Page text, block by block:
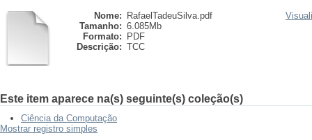
Nome:
RafaelTadeuSilva.pdf
Tamanho: 6.085Mb
Formato:
PDF
Descrição: TCC
Este item aparece na(s) seguinte(s) coleção(s)
Ciência da Computação
Mostrar registro simples